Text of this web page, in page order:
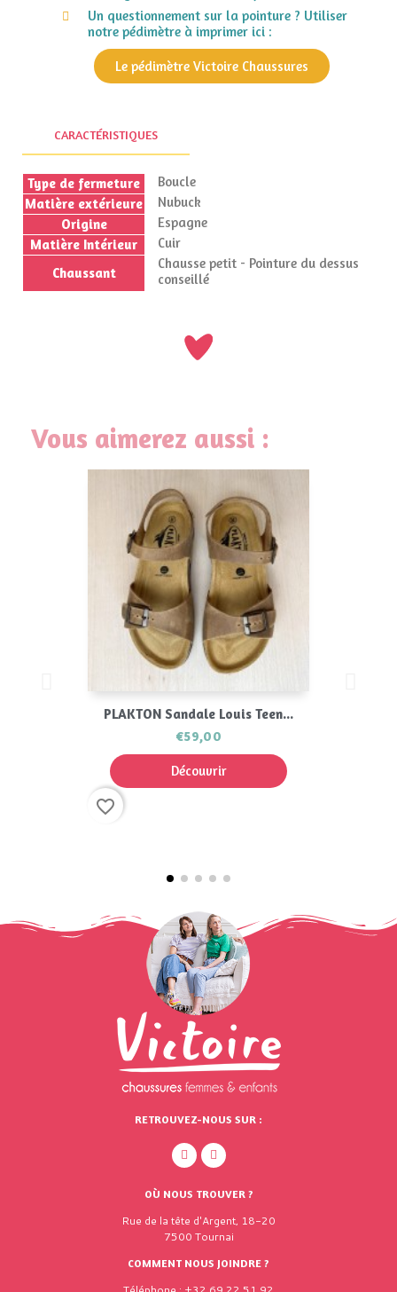
Un questionnement sur la pointure ? Utiliser
notre pédimètre à imprimer ici :
Le pédimètre Victoire Chaussures
CARACTÉRISTIQUES
Type de fermeture
Boucle
Matière extérieure
Nubuck
Origine
Espagne
Matière Intérieur
Cuir
Chaussant
Chausse petit - Pointure du dessus
conseillé
Vous aimerez aussi :
PLAKTON Sandale Louis Teen...
€59,00
Découvrir
favorite_border
RETROUVEZ-NOUS SUR :
OÙ NOUS TROUVER ?
Rue de la tête d'Argent, 18-20
7500 Tournai
COMMENT NOUS JOINDRE ?